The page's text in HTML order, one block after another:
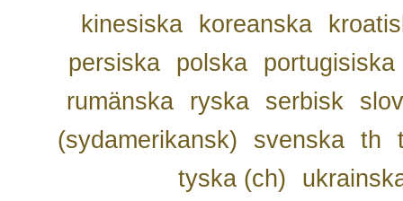
kinesiska
koreanska
persiska
polska
portugisiska
rumänska
ryska serbisk
(sydamerikansk)
svenska th
tyska (ch)